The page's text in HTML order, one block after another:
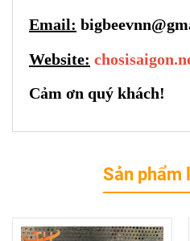
Email:
Website:
Cảm ơn quý khách!
Sản phẩm